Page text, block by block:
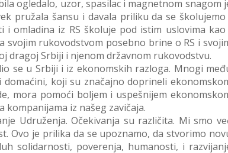
ogledalo, uzor, spasilac i magnetnom snagom
pružala šansu i davala priliku da se školujemo
i omladina iz RS školuje pod istim uslovima kao
svojim rukovodstvom posebno brine o RS i
dragoj Srbiji i njenom državnom rukovodstvu.
se u Srbiji i iz ekonomskih razloga. Mnogi
koji su značajno doprineli
mora pomoći boljem i uspešnijem
iz našeg zavičaja.
Udruženja. Očekivanja su različita. Mi smo
Ovo je prilika da se upoznamo, da stvorimo
solidarnosti, poverenja, humanosti, i